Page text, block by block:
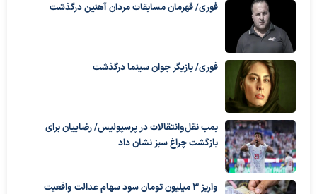
فوری/ قهرمان مسابقات مردان آهنین درگذشت
فوری/ بازیگر جوان سینما درگذشت
بمب نقل‌وانتقالات در پرسپولیس/ رضاییان برای
بازگشت چراغ سبز نشان داد
واریز ۳ میلیون تومان سود سهام عدالت واقعیت